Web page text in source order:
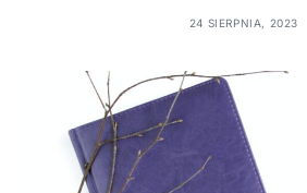
24 SIERPNIA, 2023